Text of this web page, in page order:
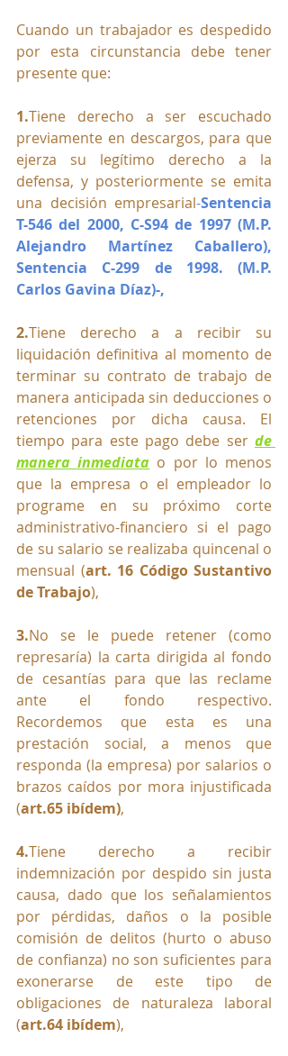
Cuando un trabajador es despedido
por esta circunstancia debe tener
presente que:
1.Tiene derecho a ser escuchado
previamente en descargos, para que
ejerza su legítimo derecho a la
defensa, y posteriormente se emita
una decisión empresarial-Sentencia
T-546 del 2000, C-S94 de 1997 (M.P.
Alejandro Martínez Caballero),
Sentencia C-299 de 1998. (M.P.
Carlos Gavina Díaz)-,
2.Tiene derecho a a recibir su
liquidación definitiva al momento de
terminar su contrato de trabajo de
manera anticipada sin deducciones o
retenciones por dicha causa. El
tiempo para este pago debe ser de
manera inmediata o por lo menos
que la empresa o el empleador lo
programe en su próximo corte
administrativo-financiero si el pago
de su salario se realizaba quincenal o
mensual (art. 16 Código Sustantivo
de Trabajo),
3.No se le puede retener (como
represaría) la carta dirigida al fondo
de cesantías para que las reclame
ante el fondo respectivo.
Recordemos que esta es una
prestación social, a menos que
responda (la empresa) por salarios o
brazos caídos por mora injustificada
(art.65 ibídem),
4.Tiene derecho a recibir
indemnización por despido sin justa
causa, dado que los señalamientos
por pérdidas, daños o la posible
comisión de delitos (hurto o abuso
de confianza) no son suficientes para
exonerarse de este tipo de
obligaciones de naturaleza laboral
(art.64 ibídem),